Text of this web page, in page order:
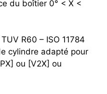
du boîtier 0° < X <
R60 – ISO 11784
cylindre adapté pour
ou [V2X] ou